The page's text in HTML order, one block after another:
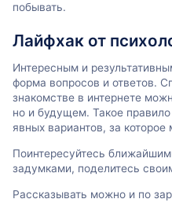
побывать.
Лайфхак от
Интересным и
форма вопросов и ответов.
знакомстве в интернете
но и будущем. Такое
явных вариантов, за которое
Поинтересуйтесь
задумками, поделитесь
Рассказывать можно и по